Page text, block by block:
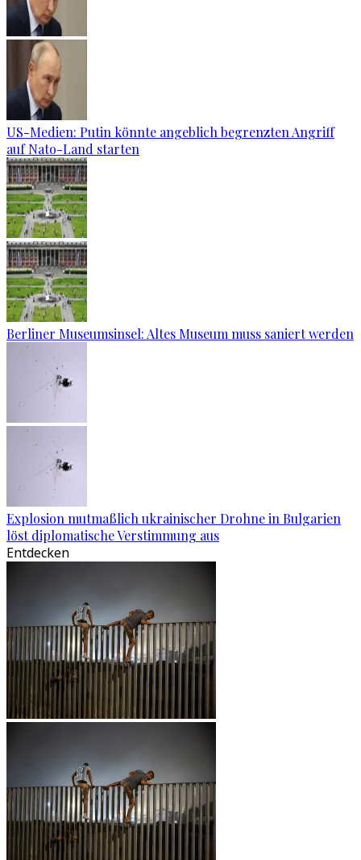
US-Medien: Putin könnte angeblich begrenzten Angriff
auf Nato-Land starten
Berliner Museumsinsel: Altes Museum muss saniert werden
Explosion mutmaßlich ukrainischer Drohne in Bulgarien
löst diplomatische Verstimmung aus
Entdecken